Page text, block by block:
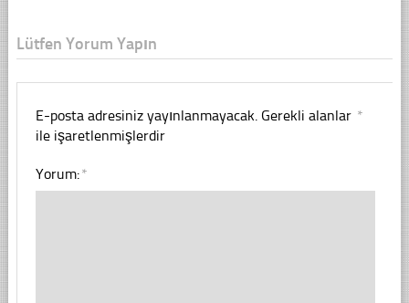
Lütfen Yorum Yapın
E-posta adresiniz yayınlanmayacak. Gerekli alanlar *
ile işaretlenmişlerdir
Yorum:*